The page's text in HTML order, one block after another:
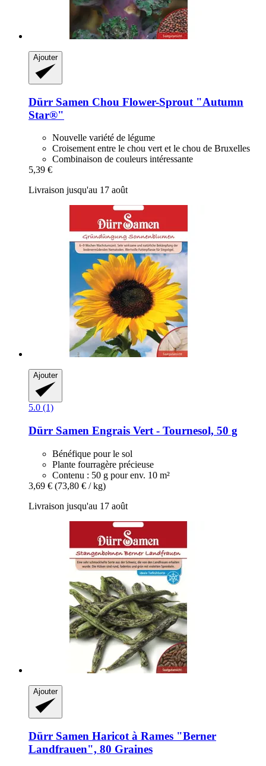
Ajouter
Dürr Samen Chou Flower-​Sprout "Autumn
Star®"
Nouvelle variété de légume
Croisement entre le chou vert et le chou de Bruxelles
Combinaison de couleurs intéressante
5,39 €
Livraison jusqu'au 17 août
Ajouter
5.0 (1)
Dürr Samen Engrais Vert -​ Tournesol, 50 g
Bénéfique pour le sol
Plante fourragère précieuse
Contenu : 50 g pour env. 10 m²
3,69 € (73,80 € / kg)
Livraison jusqu'au 17 août
Ajouter
Dürr Samen Haricot à Rames "Berner
Landfrauen", 80 Graines